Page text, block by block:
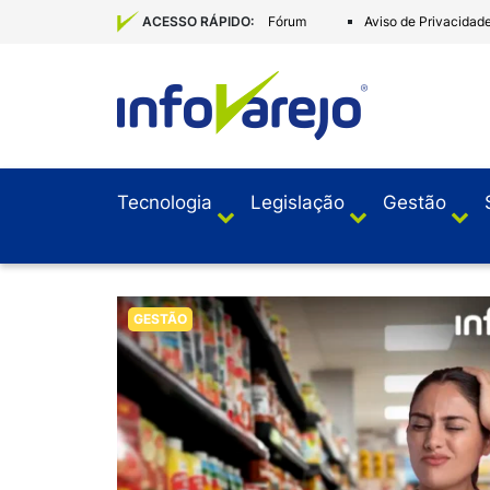
ACESSO RÁPIDO: Fórum Aviso de
Tecnologia Legislação Gestão
GESTÃO